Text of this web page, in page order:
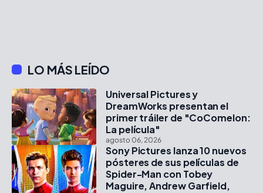
LO MÁS LEÍDO
Universal Pictures y
DreamWorks presentan el
primer tráiler de "CoComelon:
La película"
agosto 06, 2026
Sony Pictures lanza 10 nuevos
pósteres de sus películas de
Spider-Man con Tobey
Maguire, Andrew Garfield,